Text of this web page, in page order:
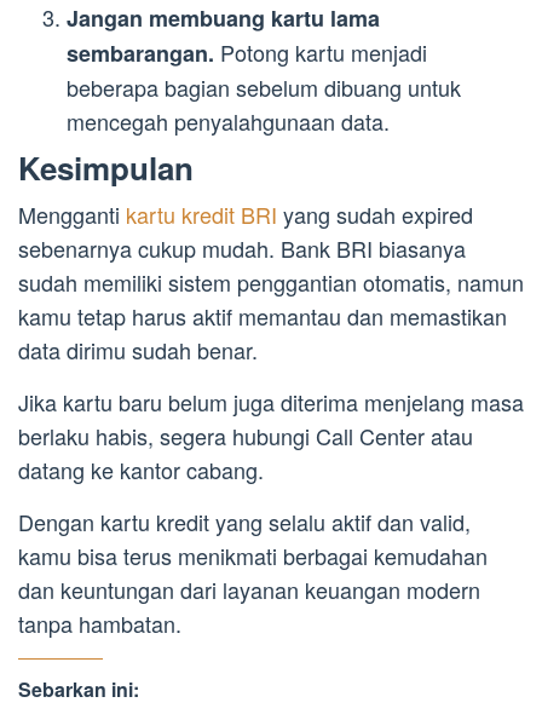
Jangan membuang kartu lama
sembarangan. Potong kartu menjadi
beberapa bagian sebelum dibuang untuk
mencegah penyalahgunaan data.
Kesimpulan
Mengganti kartu kredit BRI yang sudah expired
sebenarnya cukup mudah. Bank BRI biasanya
sudah memiliki sistem penggantian otomatis, namun
kamu tetap harus aktif memantau dan memastikan
data dirimu sudah benar.
Jika kartu baru belum juga diterima menjelang masa
berlaku habis, segera hubungi Call Center atau
datang ke kantor cabang.
Dengan kartu kredit yang selalu aktif dan valid,
kamu bisa terus menikmati berbagai kemudahan
dan keuntungan dari layanan keuangan modern
tanpa hambatan.
Sebarkan ini: